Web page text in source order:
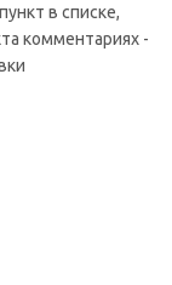
в списке,
комментариях -